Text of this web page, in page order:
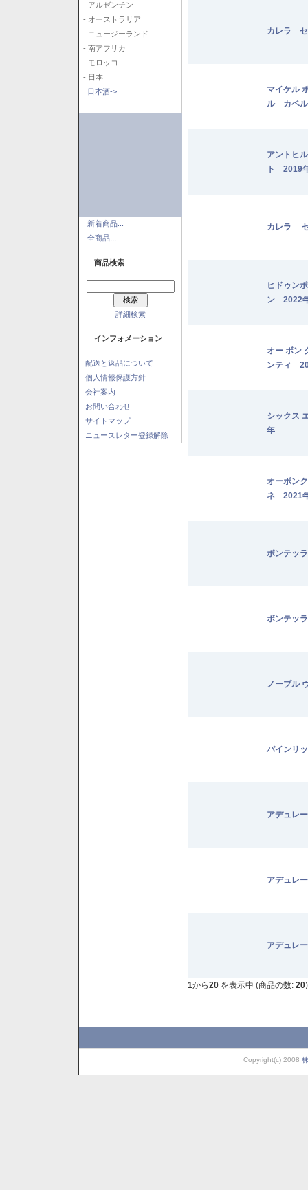
- アルゼンチン
- オーストラリア
- ニュージーランド
- 南アフリカ
- モロッコ
- 日本
日本酒->
新着商品...
全商品...
商品検索
詳細検索
インフォメーション
配送と返品について
個人情報保護方針
会社案内
お問い合わせ
サイトマップ
ニュースレター登録解除
カレラ
マイケル
ル カベ
アントヒ
ト 2019
カレラ
ヒドゥン
ン 2022
オー ボン
ンティ
シックス
年
オーボン
ネ 2021
ボンテッ
ボンテッ
ノーブル
パインリ
アデュレ
アデュレ
アデュレ
1から20 を表示中 (商品の数: 20)
Copyright(c) 2008